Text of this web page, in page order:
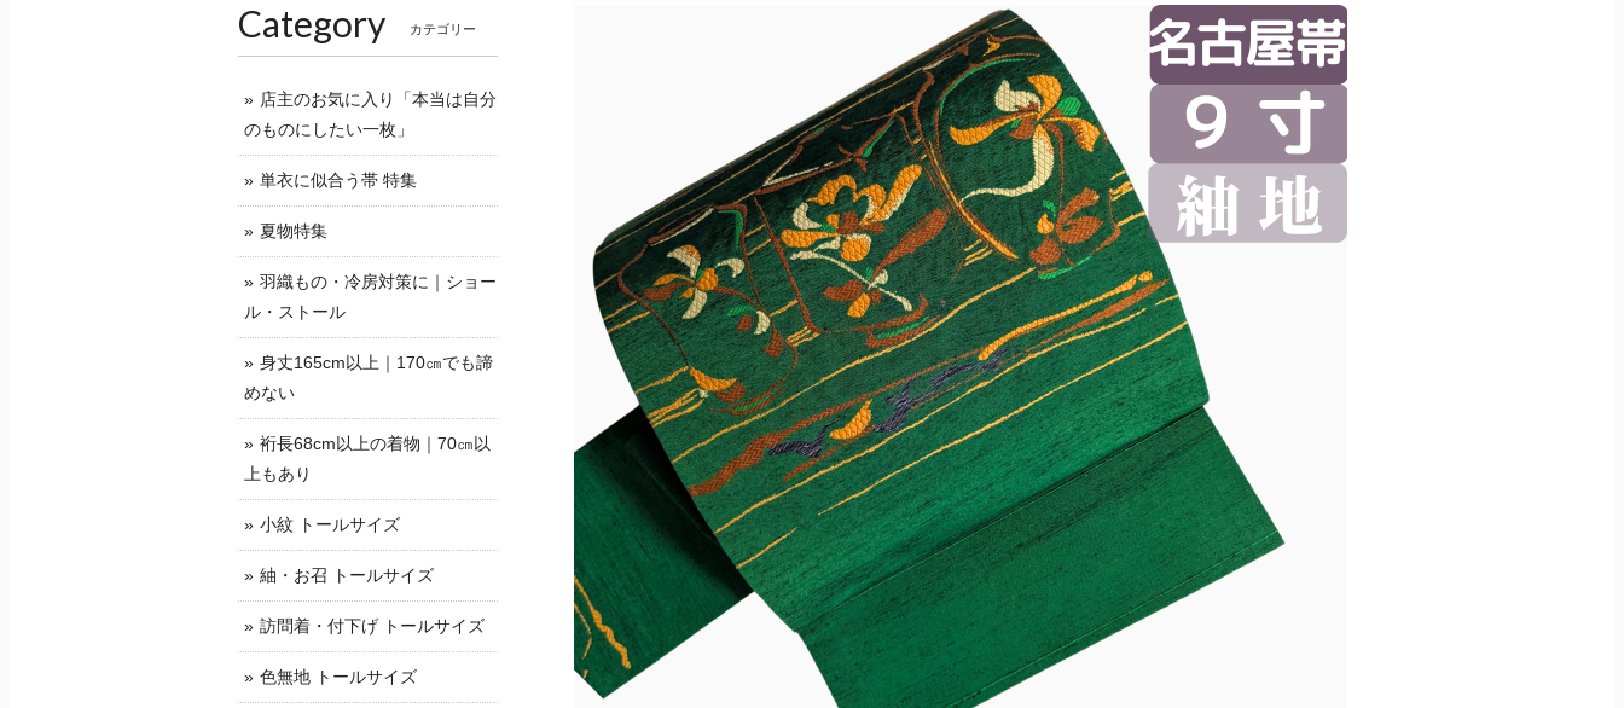
Category カテゴリー
店主のお気に入り「本当は自分
のものにしたい一枚」
単衣に似合う帯 特集
夏物特集
羽織もの・冷房対策に｜ショー
ル・ストール
身丈165cm以上｜170㎝でも諦
めない
裄長68cm以上の着物｜70㎝以
上もあり
小紋 トールサイズ
紬・お召 トールサイズ
訪問着・付下げ トールサイズ
色無地 トールサイズ